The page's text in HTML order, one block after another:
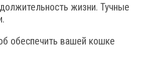
жизни. Тучные
обеспечить вашей кошке